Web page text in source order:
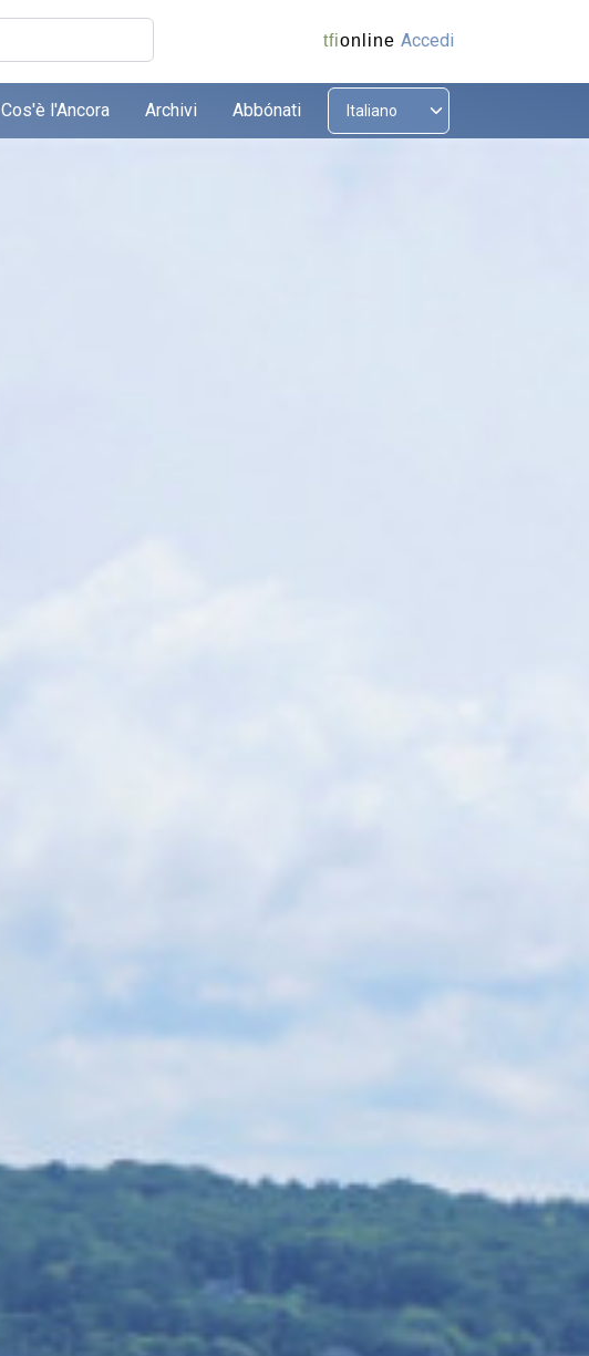
tfionline Accedi
Cos'è l'Ancora Archivi Abbónati